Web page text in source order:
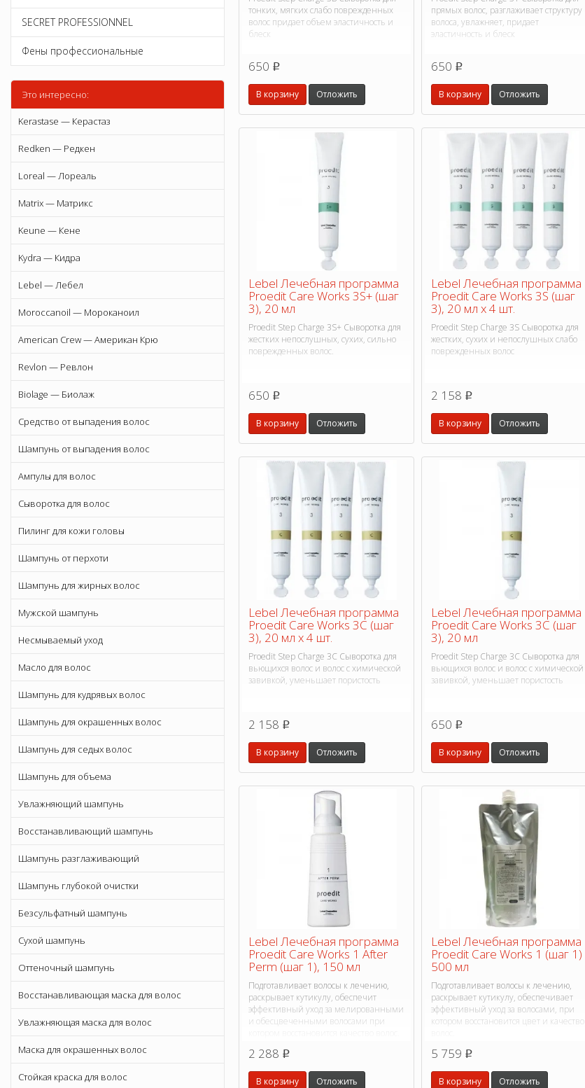
SECRET PROFESSIONNEL
Фены профессиональные
Это интересно:
Kerastase — Керастаз
Redken — Редкен
Loreal — Лореаль
Matrix — Матрикс
Keune — Кене
Kydra — Кидра
Lebel — Лебел
Moroccanoil — Мороканоил
American Crew — Американ Крю
Revlon — Ревлон
Biolage — Биолаж
Средство от выпадения волос
Шампунь от выпадения волос
Ампулы для волос
Сыворотка для волос
Пилинг для кожи головы
Шампунь от перхоти
Шампунь для жирных волос
Мужской шампунь
Несмываемый уход
Масло для волос
Шампунь для кудрявых волос
Шампунь для окрашенных волос
Шампунь для седых волос
Шампунь для объема
Увлажняющий шампунь
Восстанавливающий шампунь
Шампунь разглаживающий
Шампунь глубокой очистки
Безсульфатный шампунь
Сухой шампунь
Оттеночный шампунь
Восстанавливающая маска для волос
Увлажняющая маска для волос
Маска для окрашенных волос
Стойкая краска для волос
тонких, мягких слабо поврежденных
волос придает объем эластичность и
блеск
650 p
В корзину Отложить
прямых волос, разглаживает структуру
волоса, увлажняет, придает
эластичность и блеск
650 p
В корзину Отложить
Lebel Лечебная программа
Proedit Care Works 3S+ (шаг
3), 20 мл
Proedit Step Charge 3S+ Сыворотка для
жестких непослушных, сухих, сильно
поврежденных волос.
650 p
В корзину Отложить
Lebel Лечебная программа
Proedit Care Works 3S (шаг
3), 20 мл х 4 шт.
Proedit Step Charge 3S Сыворотка для
жестких, сухих и непослушных слабо
поврежденных волос
2 158 p
В корзину Отложить
Lebel Лечебная программа
Proedit Care Works 3C (шаг
3), 20 мл х 4 шт.
Proedit Step Charge 3C Сыворотка для
вьющихся волос и волос с химической
завивкой, уменьшает пористость
2 158 p
В корзину Отложить
Lebel Лечебная программа
Proedit Care Works 3C (шаг
3), 20 мл
Proedit Step Charge 3C Сыворотка для
вьющихся волос и волос с химической
завивкой, уменьшает пористость
650 p
В корзину Отложить
Lebel Лечебная программа
Proedit Care Works 1 After
Perm (шаг 1), 150 мл
Подготавливает волосы к лечению,
раскрывает кутикулу, обеспечит
эффективный уход за мелированными
и обесцвеченными волосами при
2 288 p
В корзину Отложить
Lebel Лечебная программа
Proedit Care Works 1 (шаг 1)
500 мл
Подготавливает волосы к лечению,
раскрывает кутикулу, обеспечивает
эффективный уход за волосами, при
котором восстановится цвет и качество
5 759 p
В корзину Отложить